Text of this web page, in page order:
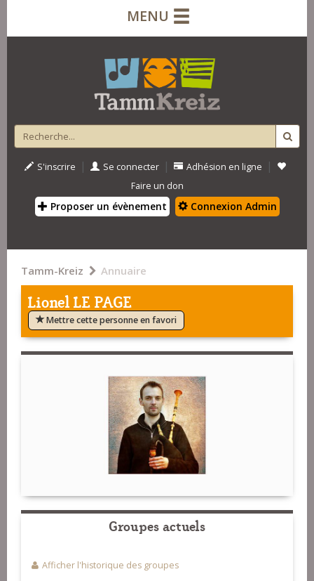
MENU
S'inscrire | Se connecter | Adhésion en ligne |
Faire un don
Proposer un évènement Connexion Admin
Tamm-Kreiz Annuaire
Lionel LE PAGE
Mettre cette personne en favori
Groupes actuels
Afficher l'historique des groupes